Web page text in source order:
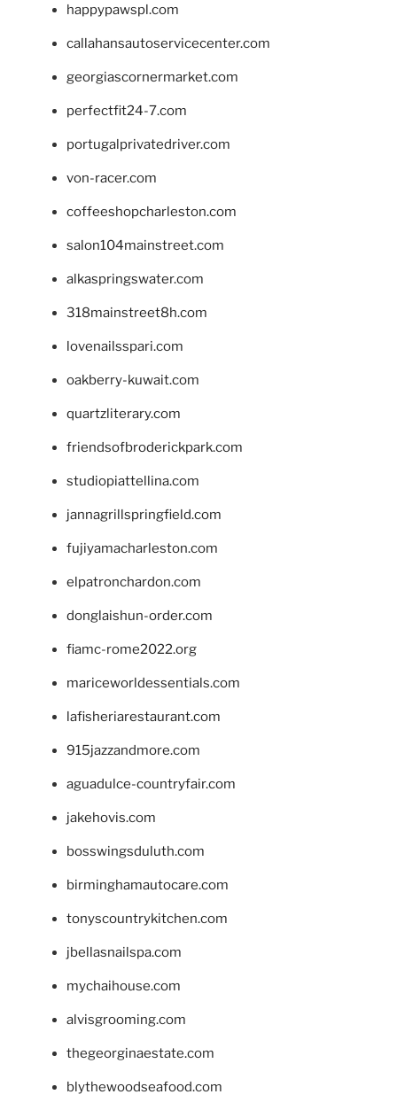
happypawspl.com
callahansautoservicecenter.com
georgiascornermarket.com
perfectfit24-7.com
portugalprivatedriver.com
von-racer.com
coffeeshopcharleston.com
salon104mainstreet.com
alkaspringswater.com
318mainstreet8h.com
lovenailsspari.com
oakberry-kuwait.com
quartzliterary.com
friendsofbroderickpark.com
studiopiattellina.com
jannagrillspringfield.com
fujiyamacharleston.com
elpatronchardon.com
donglaishun-order.com
fiamc-rome2022.org
mariceworldessentials.com
lafisheriarestaurant.com
915jazzandmore.com
aguadulce-countryfair.com
jakehovis.com
bosswingsduluth.com
birminghamautocare.com
tonyscountrykitchen.com
jbellasnailspa.com
mychaihouse.com
alvisgrooming.com
thegeorginaestate.com
blythewoodseafood.com